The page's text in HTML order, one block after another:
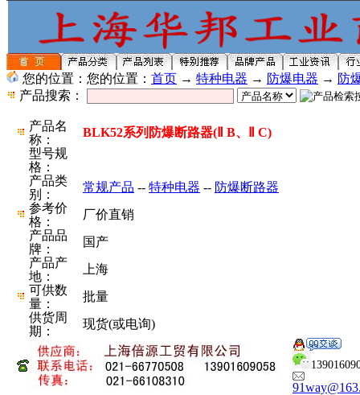
您的位置：您的位置： 首页 → 特种电器 → 防爆电器 → 防
产品搜索：
产品名
称：
BLK52系列防爆断路器(Ⅱ B、Ⅱ C)
型号规
格：
产品类
别：
常规产品 -- 特种电器 -- 防爆断路器
参考价
格：
厂价直销
产品品
牌：
国产
产品产
地：
上海
可供数
量：
批量
供货周
期：
现货(或电询)